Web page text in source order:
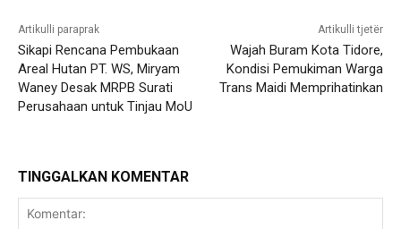
Artikulli paraprak
Sikapi Rencana Pembukaan
Areal Hutan PT. WS, Miryam
Waney Desak MRPB Surati
Perusahaan untuk Tinjau MoU
Artikulli tjetër
Wajah Buram Kota Tidore,
Kondisi Pemukiman Warga
Trans Maidi Memprihatinkan
TINGGALKAN KOMENTAR